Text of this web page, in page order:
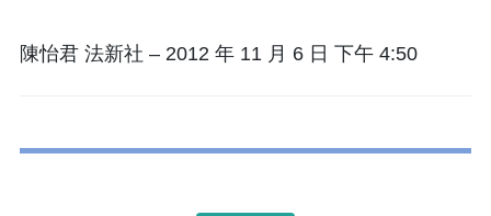
陳怡君 法新社 – 2012 年 11 月 6 日 下午 4:50